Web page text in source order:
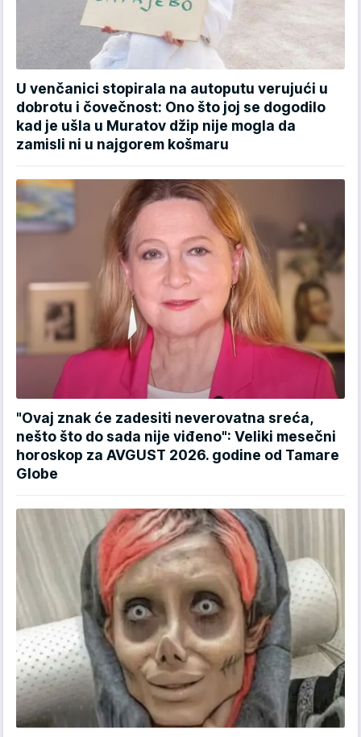
U venčanici stopirala na autoputu verujući u
dobrotu i čovečnost: Ono što joj se dogodilo
kad je ušla u Muratov džip nije mogla da
zamisli ni u najgorem košmaru
"Ovaj znak će zadesiti neverovatna sreća,
nešto što do sada nije viđeno": Veliki mesečni
horoskop za AVGUST 2026. godine od Tamare
Globe